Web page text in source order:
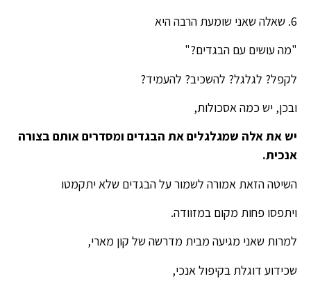
6. שאלה שאני שומעת הרבה היא
"מה עושים עם הבגדים?"
לקפל? לגלגל? להשכיב? להעמיד?
ובכן, יש כמה אסכולות,
יש את אלה שמגלגלים את הבגדים ומסדרים אותם בצורה
אנכית.
השיטה הזאת אמורה לשמור על הבגדים שלא יתקמטו
ויתפסו פחות מקום במזוודה.
למרות שאני מגיעה מבית מדרשה של קון מארי,
שכידוע דוגלת בקיפול אנכי,